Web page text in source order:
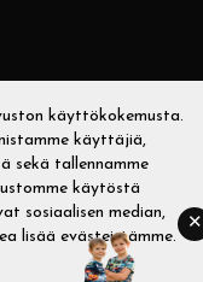
käyttökokemusta.
käyttäjiä,
sekä tallennamme
käytöstä
sosiaalisen median,
lisää evästeistämme.
pidätetään.
✕